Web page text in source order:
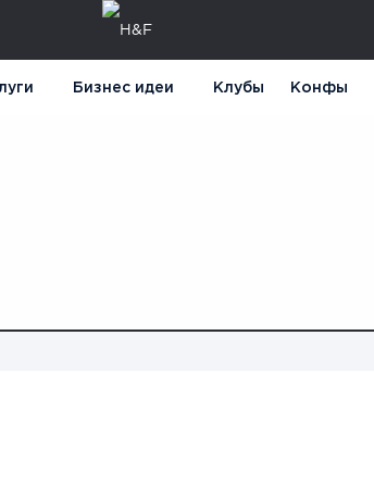
Бизнес идеи Клубы Конфы